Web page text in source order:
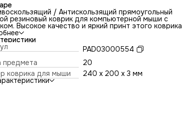
/ Антискользящий прямоугольный
резиновый коврик для компьютерной мыши с
Высокое качество и яркий принт этого коврика
никого равнодушным. Повышенная
соотношение цена/качество. Коврик подходит
мышей: оптических и лазерных с любой
и любым типом сенсора. Гладкая
поверхность обеспечивает полный контроль над
компьютерной мышки. Нескользящее
вспененной резины. Не очень большой и не
идеального размера коврик, надёжно
PAD03000554
предмета
20
коврика для мыши
240 x 200 x 3 мм